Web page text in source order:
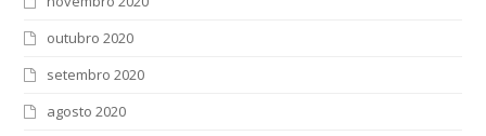
outubro 2020
setembro 2020
agosto 2020